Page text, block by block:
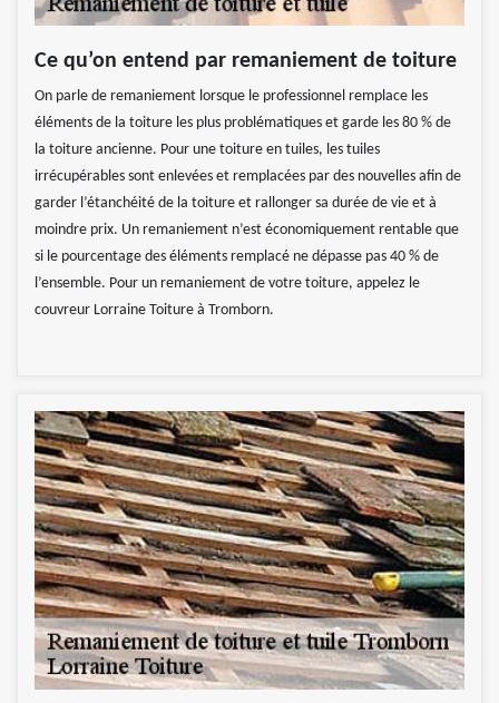
Ce qu’on entend par remaniement de toiture
On parle de remaniement lorsque le professionnel remplace les
éléments de la toiture les plus problématiques et garde les 80 % de
la toiture ancienne. Pour une toiture en tuiles, les tuiles
irrécupérables sont enlevées et remplacées par des nouvelles afin de
garder l’étanchéité de la toiture et rallonger sa durée de vie et à
moindre prix. Un remaniement n’est économiquement rentable que
si le pourcentage des éléments remplacé ne dépasse pas 40 % de
l’ensemble. Pour un remaniement de votre toiture, appelez le
couvreur Lorraine Toiture à Tromborn.